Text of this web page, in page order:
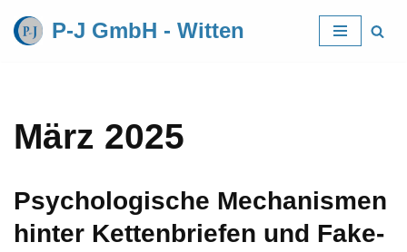
Zum
P-J GmbH - Witten
März 2025
Psychologische Mechanismen
hinter Kettenbriefen und Fake-